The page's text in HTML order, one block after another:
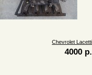
Chevrolet Lacetti
4000 р.